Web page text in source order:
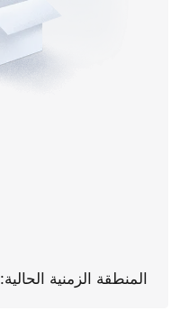
المنطقة الزمنية الحالية: GMT0